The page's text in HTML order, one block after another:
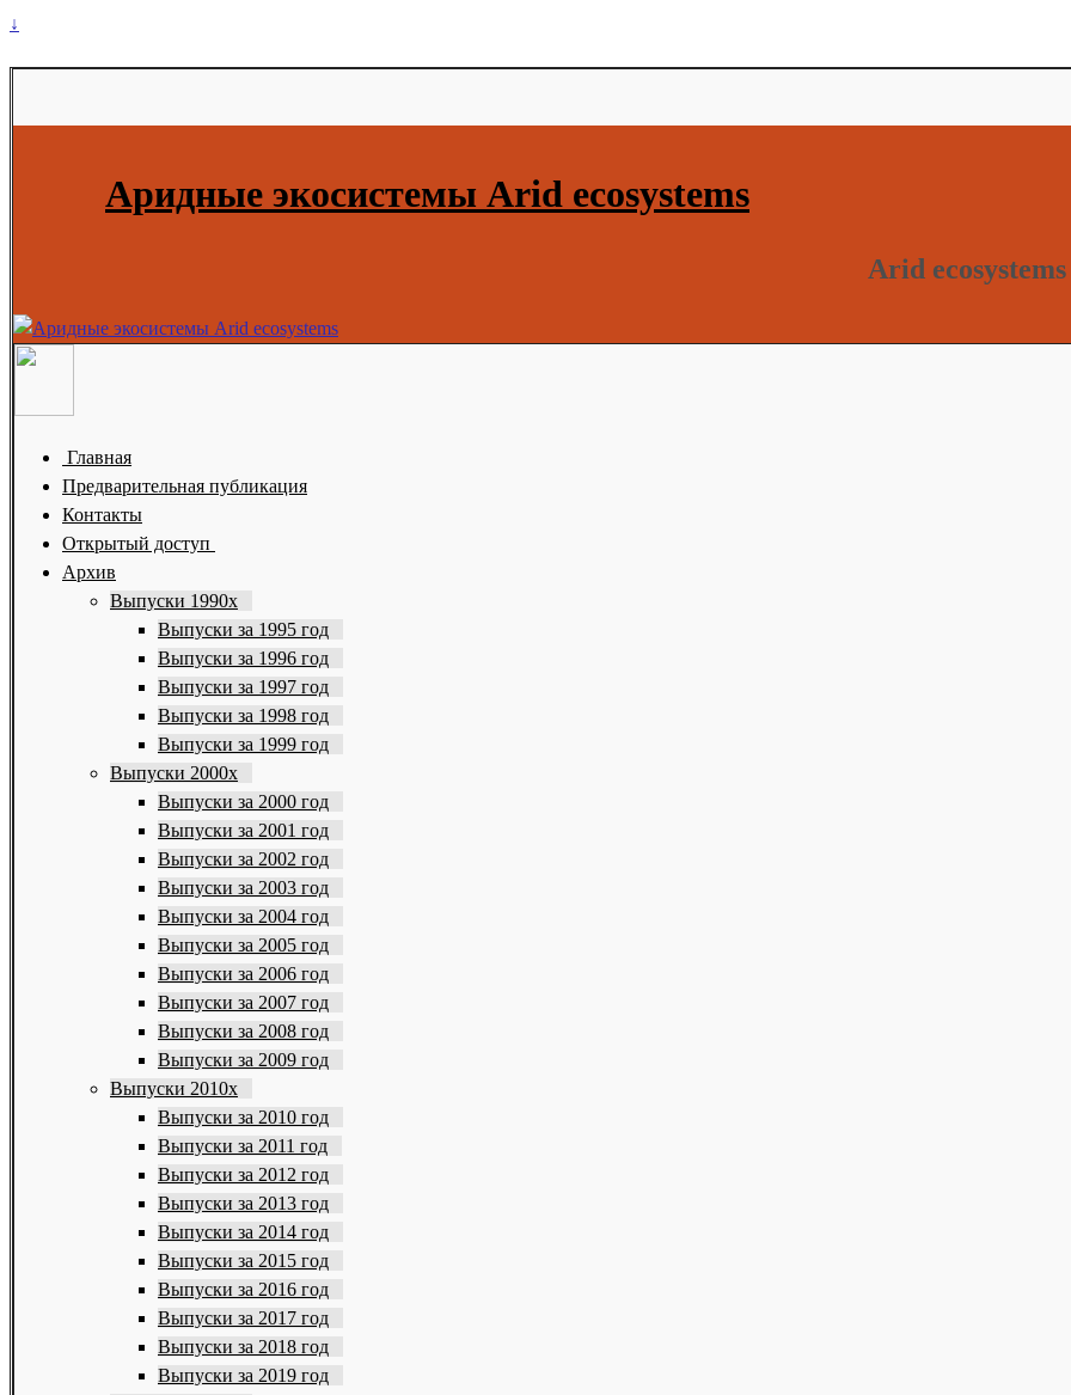
↓
Аридные экосистемы Arid ecosystems
Arid ecosystems
Главная
Предварительная публикация
Контакты
Открытый доступ
Архив
Выпуски 1990х
Выпуски за 1995 год
Выпуски за 1996 год
Выпуски за 1997 год
Выпуски за 1998 год
Выпуски за 1999 год
Выпуски 2000х
Выпуски за 2000 год
Выпуски за 2001 год
Выпуски за 2002 год
Выпуски за 2003 год
Выпуски за 2004 год
Выпуски за 2005 год
Выпуски за 2006 год
Выпуски за 2007 год
Выпуски за 2008 год
Выпуски за 2009 год
Выпуски 2010х
Выпуски за 2010 год
Выпуски за 2011 год
Выпуски за 2012 год
Выпуски за 2013 год
Выпуски за 2014 год
Выпуски за 2015 год
Выпуски за 2016 год
Выпуски за 2017 год
Выпуски за 2018 год
Выпуски за 2019 год